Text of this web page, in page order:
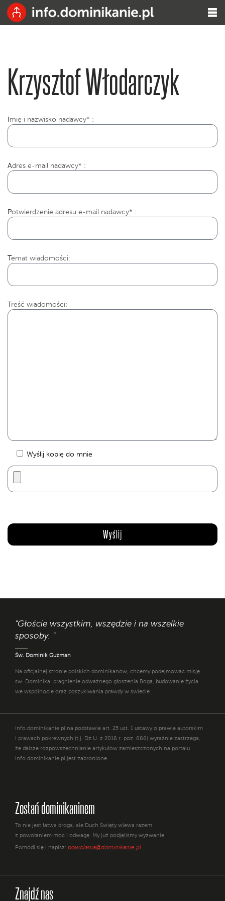
Krzysztof Włodarczyk
mię i nazwisko nadawcy* :
Adres e-mail nadawcy* :
Potwierdzenie adresu e-mail nadawcy* :
Temat wiadomości:
Treść wiadomości:
Wyślij kopię do mnie
"Głoście wszystkim, wszędzie i na wszelkie
sposoby. "
Św. Dominik Guzman
Na oficjalnej stronie polskich dominikanów, chcemy podejmować misję
św. Dominika: pragnienie odważnego głoszenia Boga, budowanie życia
we wspólnocie oraz poszukiwania prawdy w świecie.
Info.dominikanie.pl na podstawie art. 25 ust. 1 ustawy o prawie autorskim
i prawach pokrewnych (t.j. Dz.U. z 2016 r. poz. 666) wyraźnie zastrzega,
że dalsze rozpowszechnianie artykułów zamieszczonych na portalu
info.dominikanie.pl jest zabronione.
Zostań dominikaninem
To nie jest łatwa droga, ale Duch Święty wlewa razem
z powołaniem moc i odwagę. My już podjęliśmy wyzwanie.
Pomódl się i napisz: powolania@dominikanie.pl
Znajdź nas